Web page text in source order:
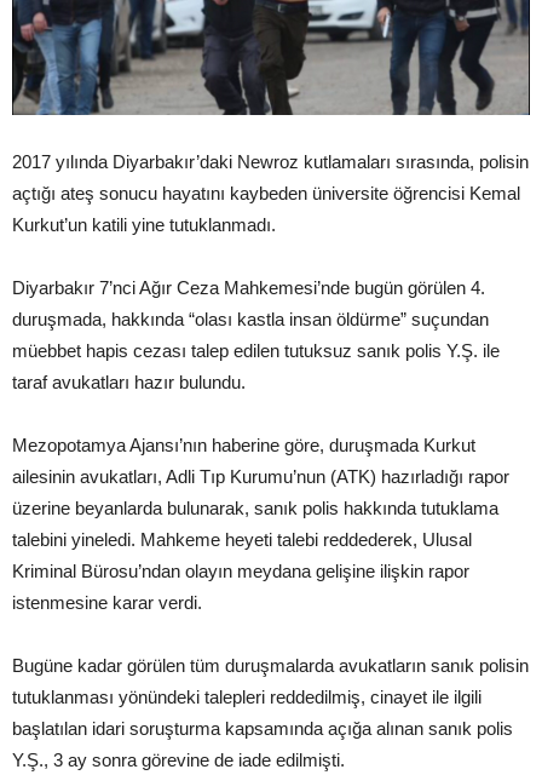
2017 yılında Diyarbakır’daki Newroz kutlamaları sırasında, polisin
açtığı ateş sonucu hayatını kaybeden üniversite öğrencisi Kemal
Kurkut’un katili yine tutuklanmadı.
Diyarbakır 7’nci Ağır Ceza Mahkemesi’nde bugün görülen 4.
duruşmada, hakkında “olası kastla insan öldürme” suçundan
müebbet hapis cezası talep edilen tutuksuz sanık polis Y.Ş. ile
taraf avukatları hazır bulundu.
Mezopotamya Ajansı’nın haberine göre, duruşmada Kurkut
ailesinin avukatları, Adli Tıp Kurumu’nun (ATK) hazırladığı rapor
üzerine beyanlarda bulunarak, sanık polis hakkında tutuklama
talebini yineledi. Mahkeme heyeti talebi reddederek, Ulusal
Kriminal Bürosu’ndan olayın meydana gelişine ilişkin rapor
istenmesine karar verdi.
Bugüne kadar görülen tüm duruşmalarda avukatların sanık polisin
tutuklanması yönündeki talepleri reddedilmiş, cinayet ile ilgili
başlatılan idari soruşturma kapsamında açığa alınan sanık polis
Y.Ş., 3 ay sonra görevine de iade edilmişti.